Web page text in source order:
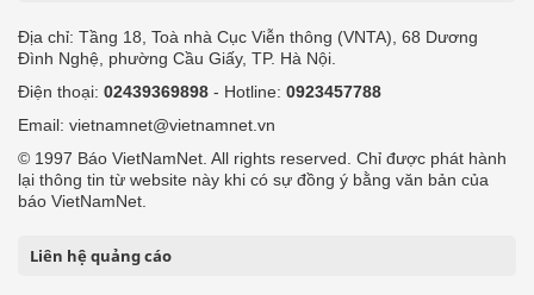
Địa chỉ: Tầng 18, Toà nhà Cục Viễn thông (VNTA), 68 Dương
Đình Nghệ, phường Cầu Giấy, TP. Hà Nội.
Điện thoại: 02439369898 - Hotline: 0923457788
Email: vietnamnet@vietnamnet.vn
© 1997 Báo VietNamNet. All rights reserved. Chỉ được phát hành
lại thông tin từ website này khi có sự đồng ý bằng văn bản của
báo VietNamNet.
Liên hệ quảng cáo